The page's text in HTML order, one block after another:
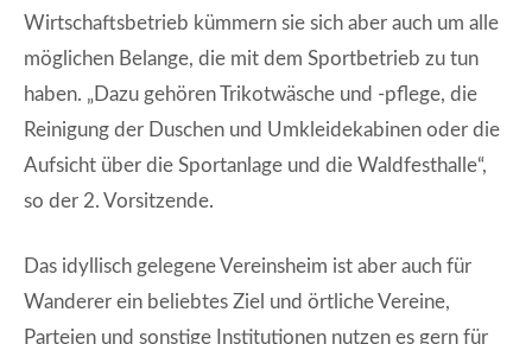
Wirtschaftsbetrieb kümmern sie sich aber auch um alle
möglichen Belange, die mit dem Sportbetrieb zu tun
haben. „Dazu gehören Trikotwäsche und -pflege, die
Reinigung der Duschen und Umkleidekabinen oder die
Aufsicht über die Sportanlage und die Waldfesthalle“,
so der 2. Vorsitzende.
Das idyllisch gelegene Vereinsheim ist aber auch für
Wanderer ein beliebtes Ziel und örtliche Vereine,
Parteien und sonstige Institutionen nutzen es gern für